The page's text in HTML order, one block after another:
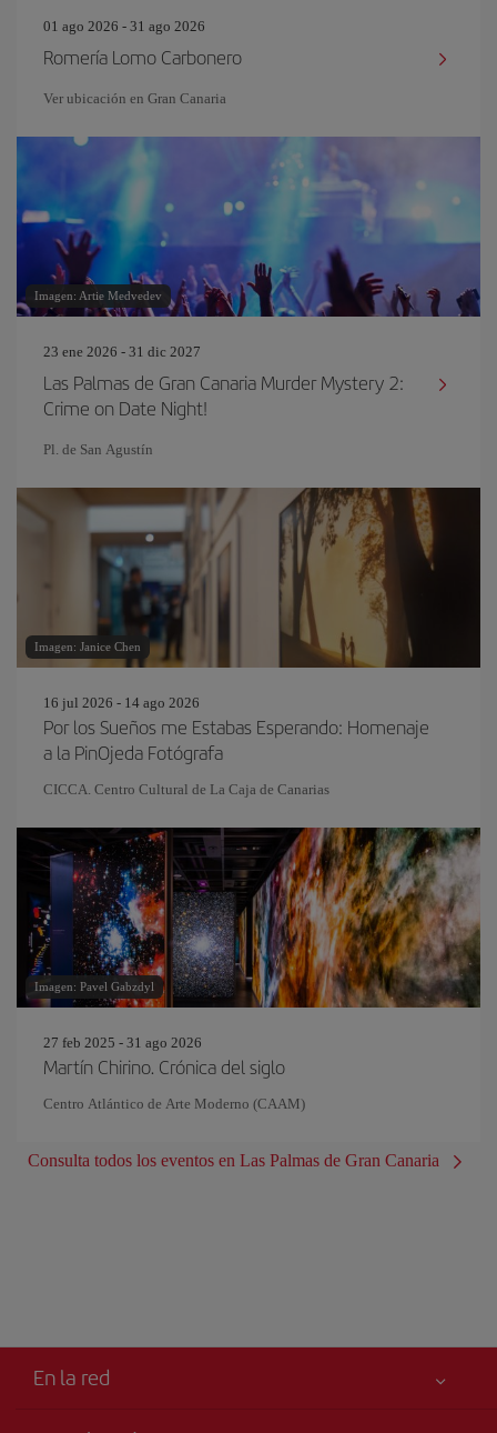
01 ago 2026 - 31 ago 2026
Romería Lomo Carbonero
Ver ubicación en Gran Canaria
Imagen: Artie Medvedev
23 ene 2026 - 31 dic 2027
Las Palmas de Gran Canaria Murder Mystery 2:
Crime on Date Night!
Pl. de San Agustín
Imagen: Janice Chen
16 jul 2026 - 14 ago 2026
Por los Sueños me Estabas Esperando: Homenaje
a la PinOjeda Fotógrafa
CICCA. Centro Cultural de La Caja de Canarias
Imagen: Pavel Gabzdyl
27 feb 2025 - 31 ago 2026
Martín Chirino. Crónica del siglo
Centro Atlántico de Arte Moderno (CAAM)
Consulta todos los eventos en Las Palmas de Gran Canaria
En la red